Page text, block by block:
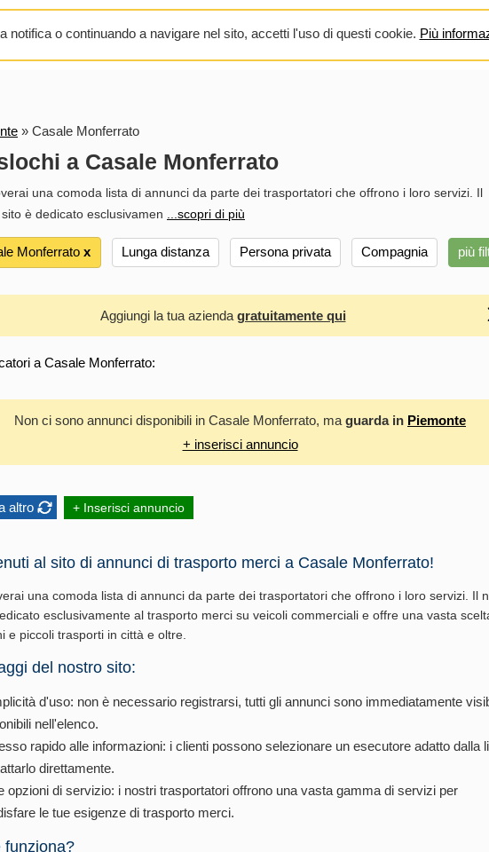
notifica o continuando a navigare nel sito, accetti l'uso di questi cookie. Più
» Casale Monferrato
a Casale Monferrato
una comoda lista di annunci da parte dei trasportatori che offrono i loro servizi. Il
è dedicato esclusivamen
...scopri di più
Monferrato х Lunga distanza Persona privata Compagnia più
Aggiungi la tua azienda gratuitamente qui
a Casale Monferrato:
Non ci sono annunci disponibili in Casale Monferrato, ma guarda in Piemonte
+ inserisci annuncio
altro + Inserisci annuncio
al sito di annunci di trasporto merci a Casale Monferrato!
una comoda lista di annunci da parte dei trasportatori che offrono i loro servizi. Il
esclusivamente al trasporto merci su veicoli commerciali e offre una vasta
e piccoli trasporti in città e oltre.
del nostro sito:
d'uso: non è necessario registrarsi, tutti gli annunci sono immediatamente
nell'elenco.
rapido alle informazioni: i clienti possono selezionare un esecutore adatto dalla
direttamente.
opzioni di servizio: i nostri trasportatori offrono una vasta gamma di servizi per
le tue esigenze di trasporto merci.
funziona?